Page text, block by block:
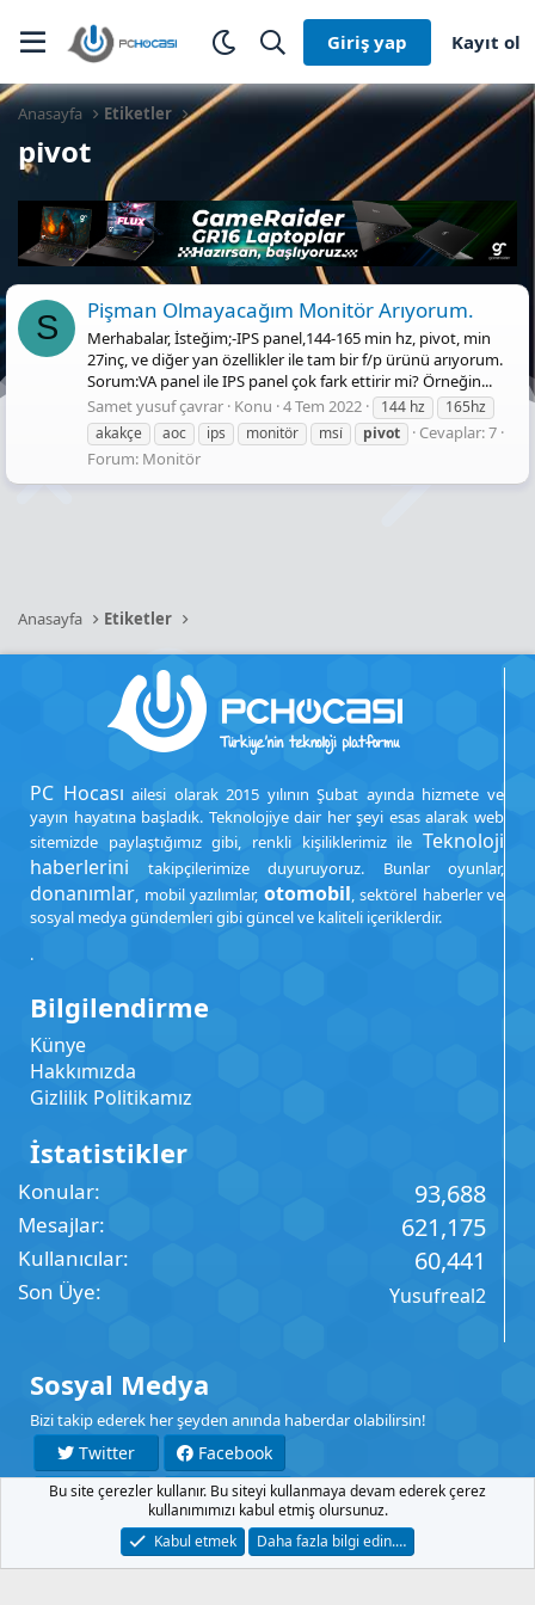
Giriş yap Kayıt ol
Anasayfa Etiketler
pi̇vot
S Pişman Olmayacağım Monitör Arıyorum.
Merhabalar, İsteğim;-IPS panel,144-165 min hz, pivot, min
27inç, ve diğer yan özellikler ile tam bir f/p ürünü arıyorum.
Sorum:VA panel ile IPS panel çok fark ettirir mi? Örneğin...
Samet yusuf çavrar Konu 4 Tem 2022 144 hz
165hz
akakçe
aoc ips monitör msi̇ pi̇vot
Cevaplar: 7
Forum: Monitör
Anasayfa Etiketler
PC Hocası ailesi olarak 2015 yılının Şubat ayında hizmete ve
yayın hayatına başladık. Teknolojiye dair her şeyi esas alarak web
sitemizde paylaştığımız gibi, renkli kişiliklerimiz ile Teknoloji
haberlerini takipçilerimize duyuruyoruz. Bunlar oyunlar,
donanımlar, mobil yazılımlar, otomobil, sektörel haberler ve
sosyal medya gündemleri gibi güncel ve kaliteli içeriklerdir.
.
Bilgilendirme
Künye
Hakkımızda
Gizlilik Politikamız
İstatistikler
Konular 93,688
Mesajlar 621,175
Kullanıcılar 60,441
Son Üye Yusufreal2
Sosyal Medya
Bizi takip ederek her şeyden anında haberdar olabilirsin!
Twitter
Facebook
YouTube
Instagram
Şartlar Gizlilik Yardım Anasayfa
R
Bu site çerezler kullanır. Bu siteyi kullanmaya devam ederek çerez
kullanımımızı kabul etmiş olursunuz.
Kabul etmek
Daha fazla bilgi edin.…